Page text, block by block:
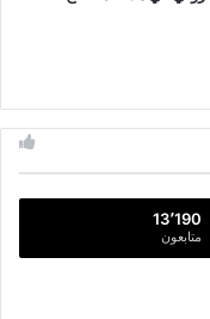
13٬190
متابعون